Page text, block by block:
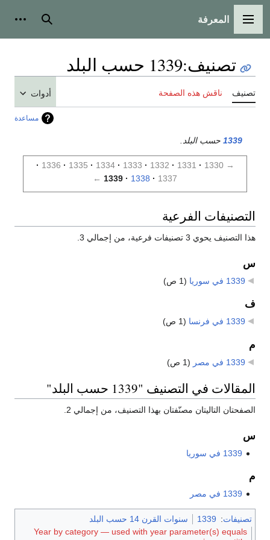
القائمة الرئيسية
المعرفة بحث
تصنيف:1339 حسب البلد
تصنيف ناقش هذه الصفحة أدوات
مساعدة
1339 حسب البلد.
→
1330
1331
1332
1333
1334
1335
1336
1337
1338
1339
←
التصنيفات الفرعية
هذا التصنيف يحوي 3 تصنيفات فرعية، من إجمالي 3.
س
1339 في سوريا (1 ص)
ف
1339 في فرنسا (1 ص)
م
1339 في مصر (1 ص)
المقالات في التصنيف "1339 حسب البلد"
الصفحتان التاليتان مصنّفتان بهذا التصنيف، من إجمالي 2.
س
1339 في سوريا
م
1339 في مصر
تصنيفات:
1339
سنوات القرن 14 حسب البلد
Year by category — used with year parameter(s) equals